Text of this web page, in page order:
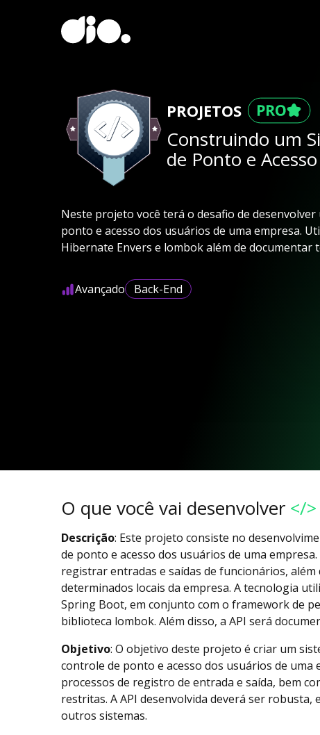
PROJETOS
Construindo um
de Ponto e
Neste projeto você terá o desafio de
ponto e acesso dos usuários de uma empresa.
Hibernate Envers e lombok além de documentar
Avançado Back-End
O que você vai desenvolver </>
Descrição: Este projeto consiste no
de ponto e acesso dos usuários de uma
registrar entradas e saídas de funcionários, além
determinados locais da empresa. A tecnologia
Spring Boot, em conjunto com o framework de
biblioteca lombok. Além disso, a API será
Objetivo: O objetivo deste projeto é criar um
controle de ponto e acesso dos usuários de uma
processos de registro de entrada e saída, bem
restritas. A API desenvolvida deverá ser robusta,
outros sistemas.